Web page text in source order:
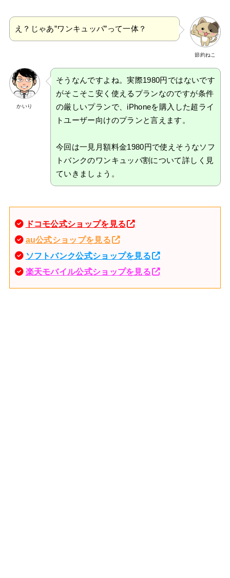
節約ねこ
え？じゃあ”ワンキュッパ”って一体？
かいり
そうなんですよね。実際1980円ではないです
がそこそこ安く使えるプランなのですが条件
の厳しいプランで、iPhoneを購入した超ライ
トユーザー向けのプランと言えます。
今回は一見月額料金1980円で使えそうなソフ
トバンクのワンキュッパ割について詳しく見
ていきましょう。
ドコモ公式ショップを見る
au公式ショップを見る
ソフトバンク公式ショップを見る
楽天モバイル公式ショップを見る